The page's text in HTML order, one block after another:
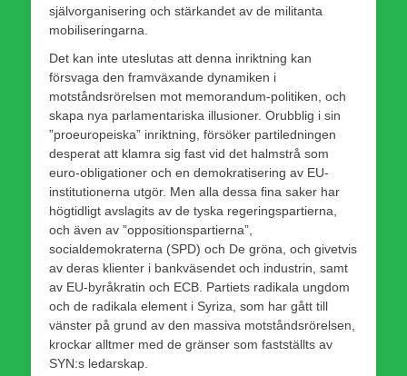
självorganisering och stärkandet av de militanta
mobiliseringarna.
Det kan inte uteslutas att denna inriktning kan
försvaga den framväxande dynamiken i
motståndsrörelsen mot memorandum-politiken, och
skapa nya parlamentariska illusioner. Orubblig i sin
”proeuropeiska” inriktning, försöker partiledningen
desperat att klamra sig fast vid det halmstrå som
euro-obligationer och en demokratisering av EU-
institutionerna utgör. Men alla dessa fina saker har
högtidligt avslagits av de tyska regeringspartierna,
och även av ”oppositionspartierna”,
socialdemokraterna (SPD) och De gröna, och givetvis
av deras klienter i bankväsendet och industrin, samt
av EU-byråkratin och ECB. Partiets radikala ungdom
och de radikala element i Syriza, som har gått till
vänster på grund av den massiva motståndsrörelsen,
krockar alltmer med de gränser som fastställts av
SYN:s ledarskap.